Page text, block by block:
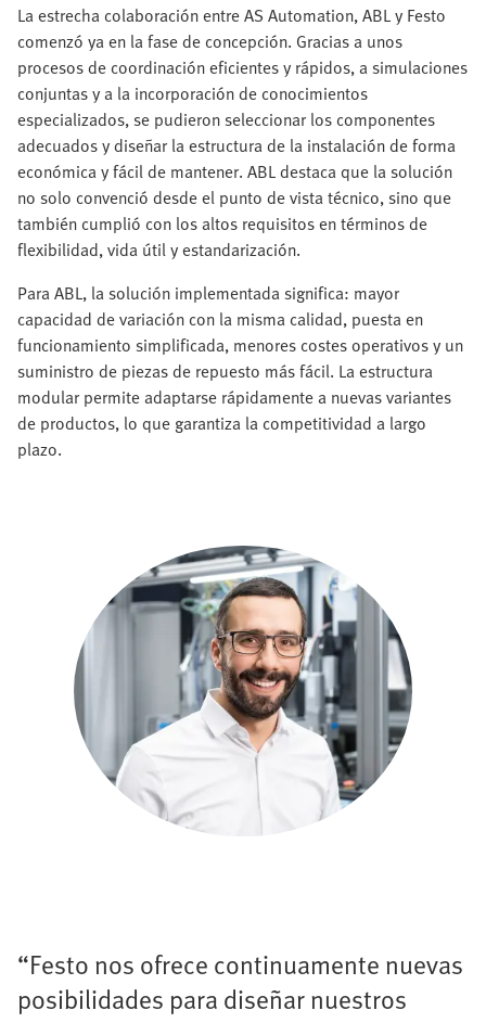
La estrecha colaboración entre AS Automation, ABL y Festo
comenzó ya en la fase de concepción. Gracias a unos
procesos de coordinación eficientes y rápidos, a simulaciones
conjuntas y a la incorporación de conocimientos
especializados, se pudieron seleccionar los componentes
adecuados y diseñar la estructura de la instalación de forma
económica y fácil de mantener. ABL destaca que la solución
no solo convenció desde el punto de vista técnico, sino que
también cumplió con los altos requisitos en términos de
flexibilidad, vida útil y estandarización.
Para ABL, la solución implementada significa: mayor
capacidad de variación con la misma calidad, puesta en
funcionamiento simplificada, menores costes operativos y un
suministro de piezas de repuesto más fácil. La estructura
modular permite adaptarse rápidamente a nuevas variantes
de productos, lo que garantiza la competitividad a largo
plazo.
“Festo nos ofrece continuamente nuevas
posibilidades para diseñar nuestros